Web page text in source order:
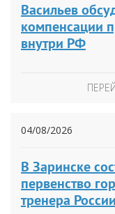
Васильев
компенсации
внутри РФ
04/08/2026
В Заринске
первенство
тренера